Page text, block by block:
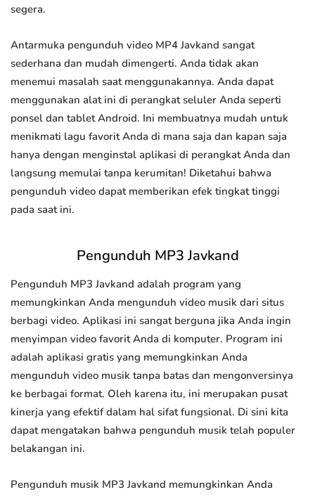
segera.
Antarmuka pengunduh video MP4 Javkand sangat
sederhana dan mudah dimengerti. Anda tidak akan
menemui masalah saat menggunakannya. Anda dapat
menggunakan alat ini di perangkat seluler Anda seperti
ponsel dan tablet Android. Ini membuatnya mudah untuk
menikmati lagu favorit Anda di mana saja dan kapan saja
hanya dengan menginstal aplikasi di perangkat Anda dan
langsung memulai tanpa kerumitan! Diketahui bahwa
pengunduh video dapat memberikan efek tingkat tinggi
pada saat ini.
Pengunduh MP3 Javkand
Pengunduh MP3 Javkand adalah program yang
memungkinkan Anda mengunduh video musik dari situs
berbagi video. Aplikasi ini sangat berguna jika Anda ingin
menyimpan video favorit Anda di komputer. Program ini
adalah aplikasi gratis yang memungkinkan Anda
mengunduh video musik tanpa batas dan mengonversinya
ke berbagai format. Oleh karena itu, ini merupakan pusat
kinerja yang efektif dalam hal sifat fungsional. Di sini kita
dapat mengatakan bahwa pengunduh musik telah populer
belakangan ini.
Pengunduh musik MP3 Javkand memungkinkan Anda